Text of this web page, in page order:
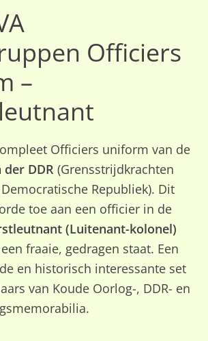
Officiers
–
Officiers uniform van de
DDR (Grensstrijdkrachten
Republiek). Dit
toe aan een officier in de
(Luitenant-kolonel)
fraaie, gedragen staat. Een
en historisch interessante set
van Koude Oorlog-, DDR- en